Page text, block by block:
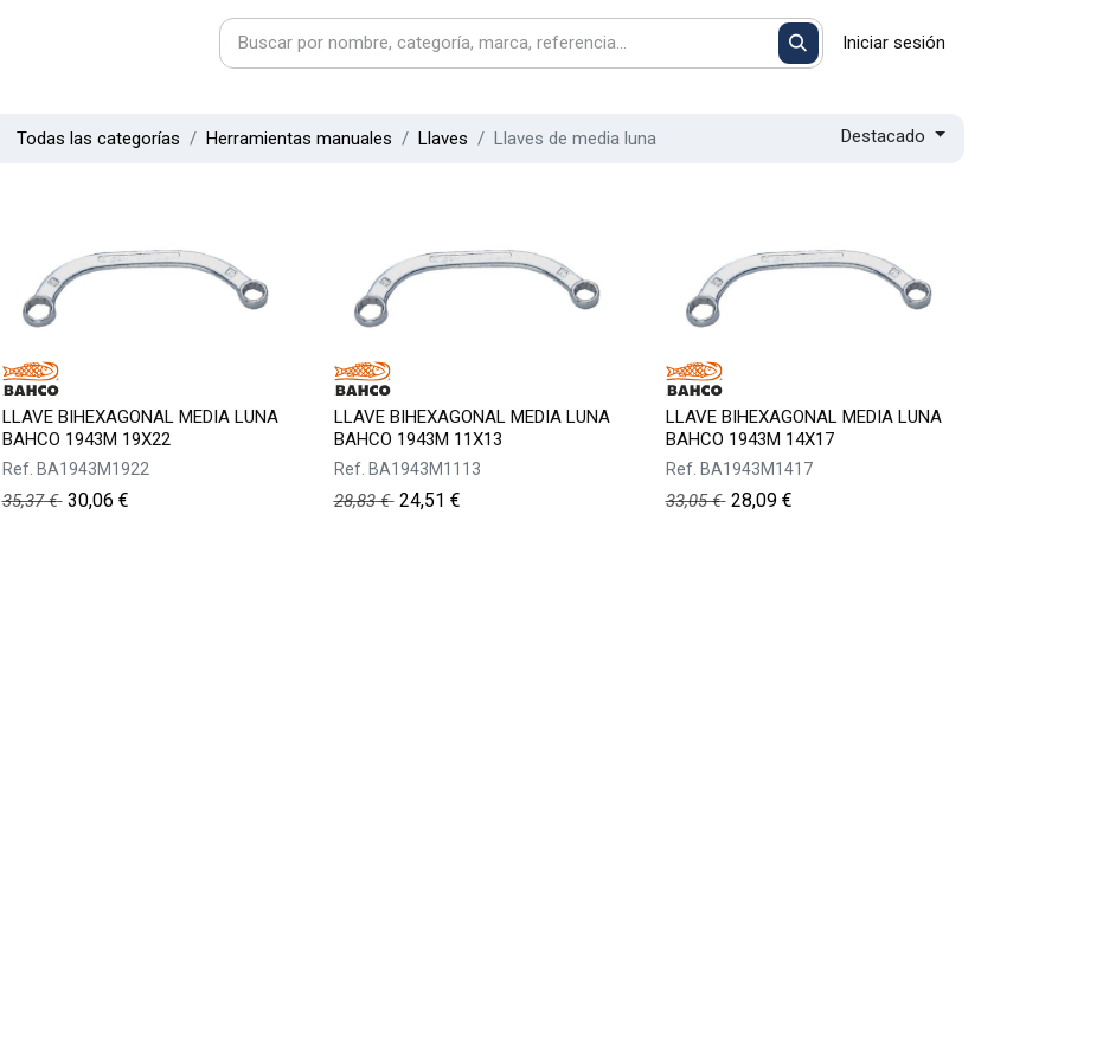
Iniciar sesión
Todas las categorías Herramientas manuales Llaves Llaves de media luna Destacado
LLAVE BIHEXAGONAL MEDIA LUNA
BAHCO 1943M 19X22
Ref. BA1943M1922
35,37€ 30,06 €
LLAVE BIHEXAGONAL MEDIA LUNA
BAHCO 1943M 11X13
Ref. BA1943M1113
28,83€ 24,51 €
LLAVE BIHEXAGONAL MEDIA LUNA
BAHCO 1943M 14X17
Ref. BA1943M1417
33,05€ 28,09€